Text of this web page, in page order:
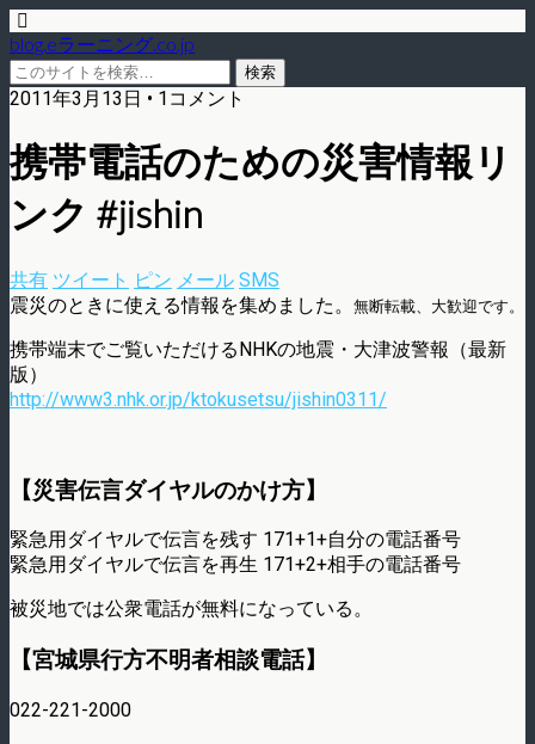
blog.eラーニング.co.jp
2011年3月13日 • 1コメント
携帯電話のための災害情報リ
ンク #jishin
共有 ツイート ピン メール SMS
震災のときに使える情報を集めました。
無断転載、大歓迎です。
携帯端末でご覧いただけるNHKの地震・大津波警報（最新
版）
http://www3.nhk.or.jp/ktokusetsu/jishin0311/
【災害伝言ダイヤルのかけ方】
緊急用ダイヤルで伝言を残す 171+1+自分の電話番号
緊急用ダイヤルで伝言を再生 171+2+相手の電話番号
被災地では公衆電話が無料になっている。
【宮城県行方不明者相談電話】
022-221-2000